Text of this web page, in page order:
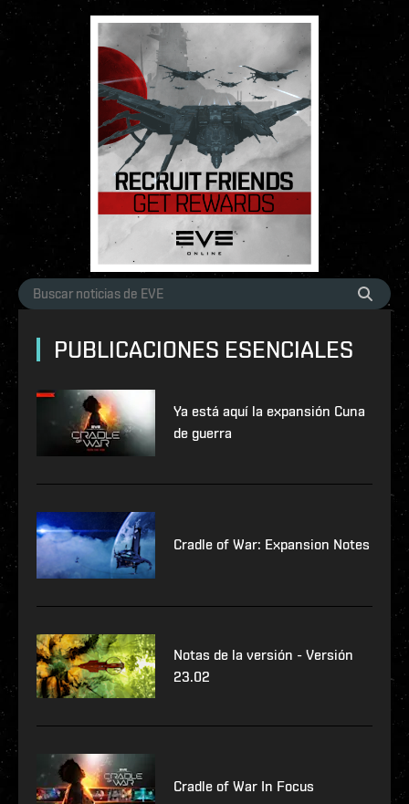
PUBLICACIONES ESENCIALES
Ya está aquí la expansión Cuna
de guerra
Cradle of War: Expansion Notes
Notas de la versión - Versión
23.02
Cradle of War In Focus